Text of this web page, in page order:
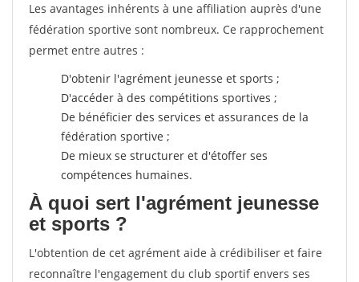
Les avantages inhérents à une affiliation auprès d'une
fédération sportive sont nombreux. Ce rapprochement
permet entre autres :
D'obtenir l'agrément jeunesse et sports ;
D'accéder à des compétitions sportives ;
De bénéficier des services et assurances de la
fédération sportive ;
De mieux se structurer et d'étoffer ses
compétences humaines.
À quoi sert l'agrément jeunesse
et sports ?
L'obtention de cet agrément aide à crédibiliser et faire
reconnaître l'engagement du club sportif envers ses